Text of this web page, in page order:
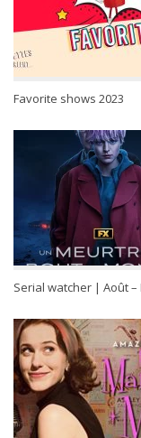
Favorite shows 2023
Serial watcher | Août –